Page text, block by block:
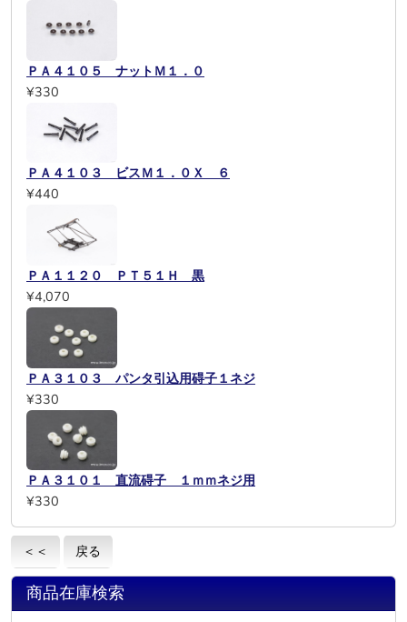
ＰＡ４１０５ ナットＭ１．０
¥330
ＰＡ４１０３ ビスＭ１．０Ｘ ６
¥440
ＰＡ１１２０ ＰＴ５１Ｈ 黒
¥4,070
ＰＡ３１０３ パンタ引込用碍子１ネジ
¥330
ＰＡ３１０１ 直流碍子 １ｍｍネジ用
¥330
＜＜ 戻る
商品在庫検索